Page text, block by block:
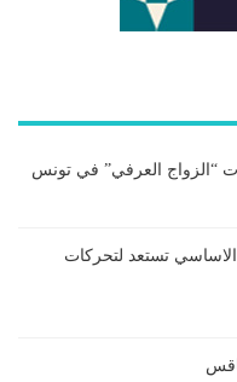
“الزواج العرفي” في تونس
الاساسي تستعد لتحركات